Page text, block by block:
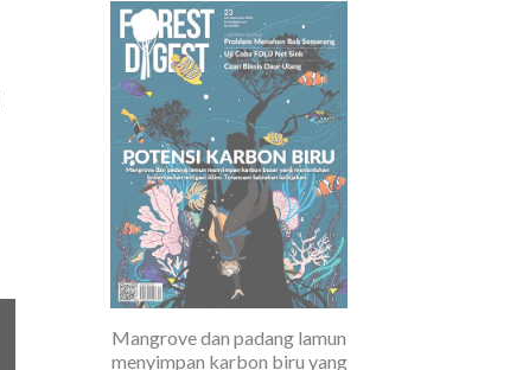
Mangrove dan padang lamun
menyimpan karbon biru yang